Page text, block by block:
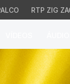
RTP ZIG